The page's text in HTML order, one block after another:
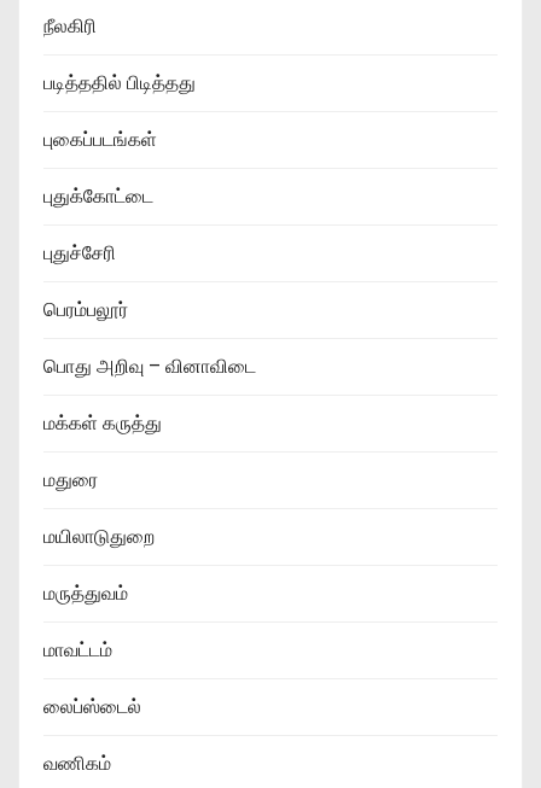
நீலகிரி
படித்ததில் பிடித்தது
புகைப்படங்கள்
புதுக்கோட்டை
புதுச்சேரி
பெரம்பலூர்
பொது அறிவு – வினாவிடை
மக்கள் கருத்து
மதுரை
மயிலாடுதுறை
மருத்துவம்
மாவட்டம்
லைப்ஸ்டைல்
வணிகம்